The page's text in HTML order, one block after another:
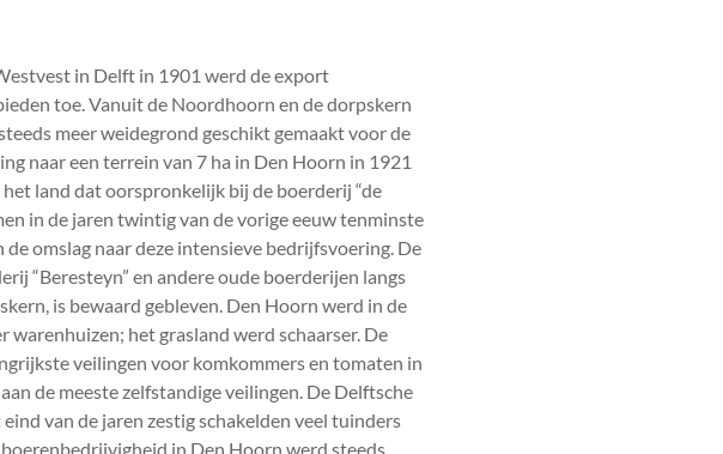
in Delft in 1901 werd de export
toe. Vanuit de Noordhoorn en de dorpskern
meer weidegrond geschikt gemaakt voor de
naar een terrein van 7 ha in Den Hoorn in 1921
land dat oorspronkelijk bij de boerderij “de
in de jaren twintig van de vorige eeuw tenminste
omslag naar deze intensieve bedrijfsvoering. De
“Beresteyn” en andere oude boerderijen langs
is bewaard gebleven. Den Hoorn werd in de
het grasland werd schaarser. De
veilingen voor komkommers en tomaten in
de meeste zelfstandige veilingen. De Delftsche
van de jaren zestig schakelden veel tuinders
in Den Hoorn werd steeds